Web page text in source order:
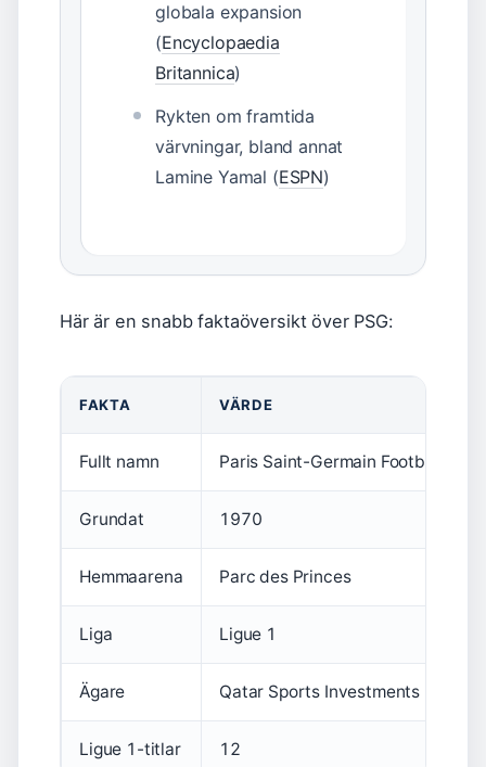
globala expansion
(Encyclopaedia
Britannica)
Rykten om framtida
värvningar, bland annat
Lamine Yamal (ESPN)
Här är en snabb faktaöversikt över PSG:
FAKTA VÄRDE
Fullt namn Paris Saint-Germain Football Club
Grundat 1970
Hemmaarena Parc des Princes
Liga Ligue 1
Ägare Qatar Sports Investments
Ligue 1-titlar 12